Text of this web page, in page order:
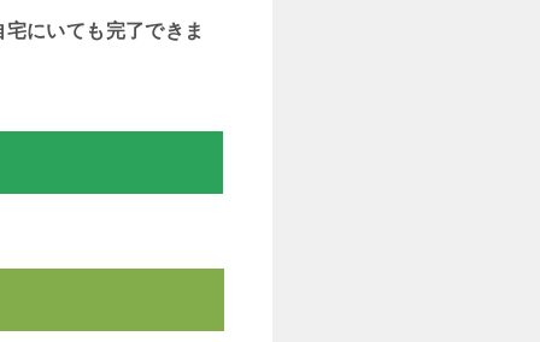
にいても完了できま